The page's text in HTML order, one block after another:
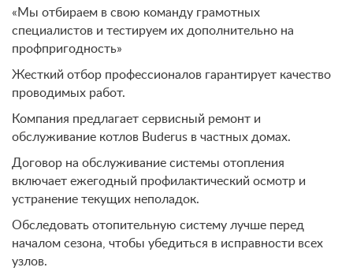
«Мы отбираем в свою команду грамотных
специалистов и тестируем их дополнительно на
профпригодность»
Жесткий отбор профессионалов гарантирует качество
проводимых работ.
Компания предлагает сервисный ремонт и
обслуживание котлов Buderus в частных домах.
Договор на обслуживание системы отопления
включает ежегодный профилактический осмотр и
устранение текущих неполадок.
Обследовать отопительную систему лучше перед
началом сезона, чтобы убедиться в исправности всех
узлов.